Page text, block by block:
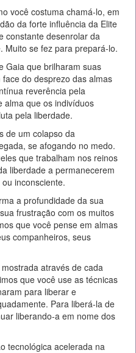
você costuma chamá-lo, em
da forte influência da Elite
constante desenrolar da
Muito se fez para prepará-lo.
Gaia que brilharam suas
do desprezo das almas
reverência pela
alma que os indivíduos
pela liberdade.
de um colapso da
se afogando no medo.
que trabalham nos reinos
liberdade a permanecerem
inconsciente.
a profundidade da sua
frustração com os muitos
que você pense em almas
companheiros, seus
através de cada
que você use as técnicas
para liberar e
Para liberá-la de
liberando-a em nome dos
tecnológica acelerada na